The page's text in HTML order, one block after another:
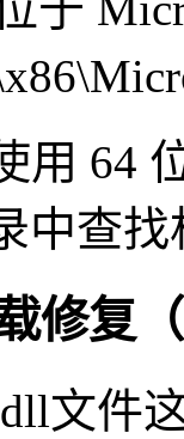
用 64
中查
修复
文件